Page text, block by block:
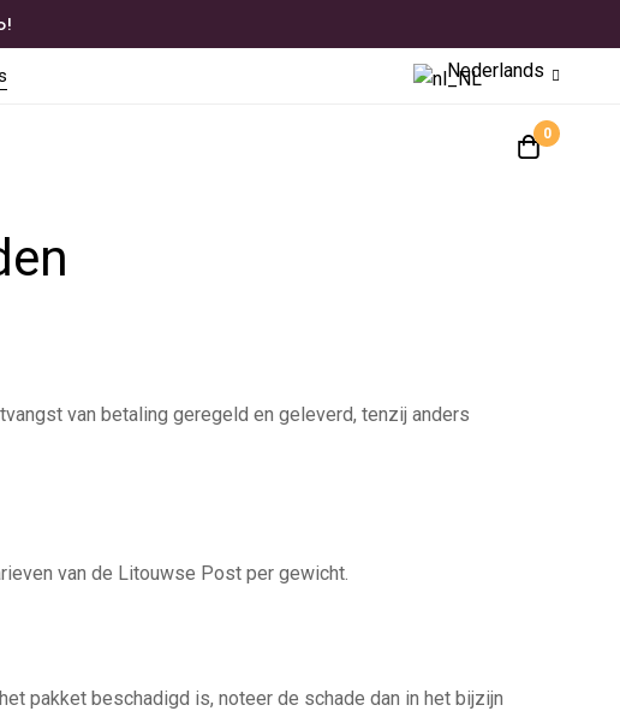
Nederlands
0
van betaling geregeld en geleverd, tenzij anders
van de Litouwse Post per gewicht.
pakket beschadigd is, noteer de schade dan in het bijzijn